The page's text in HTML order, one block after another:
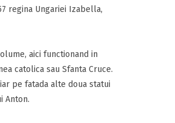
regina Ungariei Izabella,
aici functionand in
catolica sau Sfanta Cruce.
pe fatada alte doua statui
Anton.